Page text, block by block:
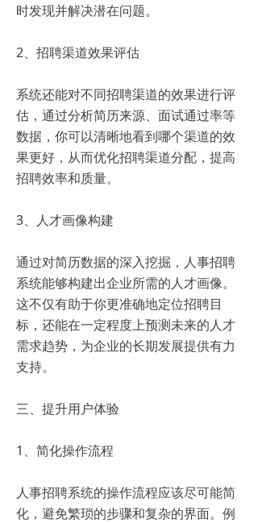
时发现并解决潜在问题。
2、招聘渠道效果评估
系统还能对不同招聘渠道的效果进行评
估，通过分析简历来源、面试通过率等
数据，你可以清晰地看到哪个渠道的效
果更好，从而优化招聘渠道分配，提高
招聘效率和质量。
3、人才画像构建
通过对简历数据的深入挖掘，人事招聘
系统能够构建出企业所需的人才画像。
这不仅有助于你更准确地定位招聘目
标，还能在一定程度上预测未来的人才
需求趋势，为企业的长期发展提供有力
支持。
三、提升用户体验
1、简化操作流程
人事招聘系统的操作流程应该尽可能简
化，避免繁琐的步骤和复杂的界面。例